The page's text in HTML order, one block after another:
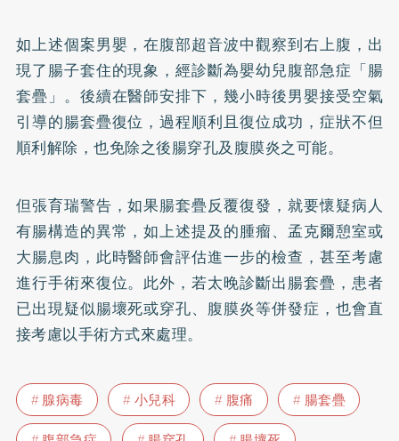
如上述個案男嬰，在腹部超音波中觀察到右上腹，出
現了腸子套住的現象，經診斷為嬰幼兒腹部急症「腸
套疊」。後續在醫師安排下，幾小時後男嬰接受空氣
引導的腸套疊復位，過程順利且復位成功，症狀不但
順利解除，也免除之後腸穿孔及腹膜炎之可能。
但張育瑞警告，如果腸套疊反覆復發，就要懷疑病人
有腸構造的異常，如上述提及的腫瘤、孟克爾憩室或
大腸息肉，此時醫師會評估進一步的檢查，甚至考慮
進行手術來復位。此外，若太晚診斷出腸套疊，患者
已出現疑似腸壞死或穿孔、腹膜炎等併發症，也會直
接考慮以手術方式來處理。
腺病毒 小兒科 腹痛
腸套疊